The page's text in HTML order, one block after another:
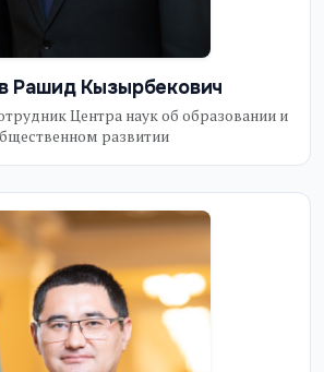
Рашид Кызырбекович
Центра наук об образовании и
развитии